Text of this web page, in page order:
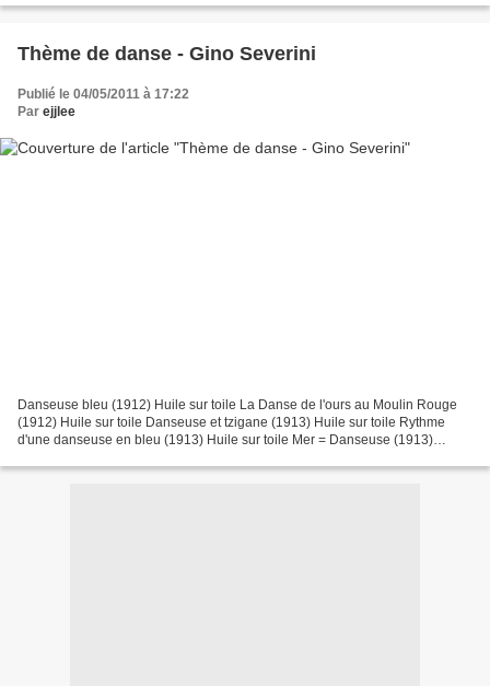
Thème de danse - Gino Severini
Publié le 04/05/2011 à 17:22
Par ejjlee
Danseuse bleu (1912) Huile sur toile La Danse de l'ours au Moulin Rouge
(1912) Huile sur toile Danseuse et tzigane (1913) Huile sur toile Rythme
d'une danseuse en bleu (1913) Huile sur toile Mer = Danseuse (1913)